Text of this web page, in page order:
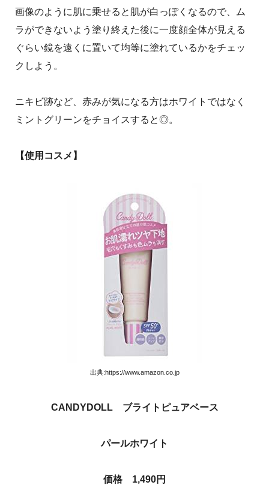
画像のように肌に乗せると肌が白っぽくなるので、ム
ラができないよう塗り終えた後に一度顔全体が見える
ぐらい鏡を遠くに置いて均等に塗れているかをチェッ
クしよう。
ニキビ跡など、赤みが気になる方はホワイトではなく
ミントグリーンをチョイスすると◎。
【使用コスメ】
出典:https://www.amazon.co.jp
CANDYDOLL ブライトピュアベース
パールホワイト
価格 1,490円